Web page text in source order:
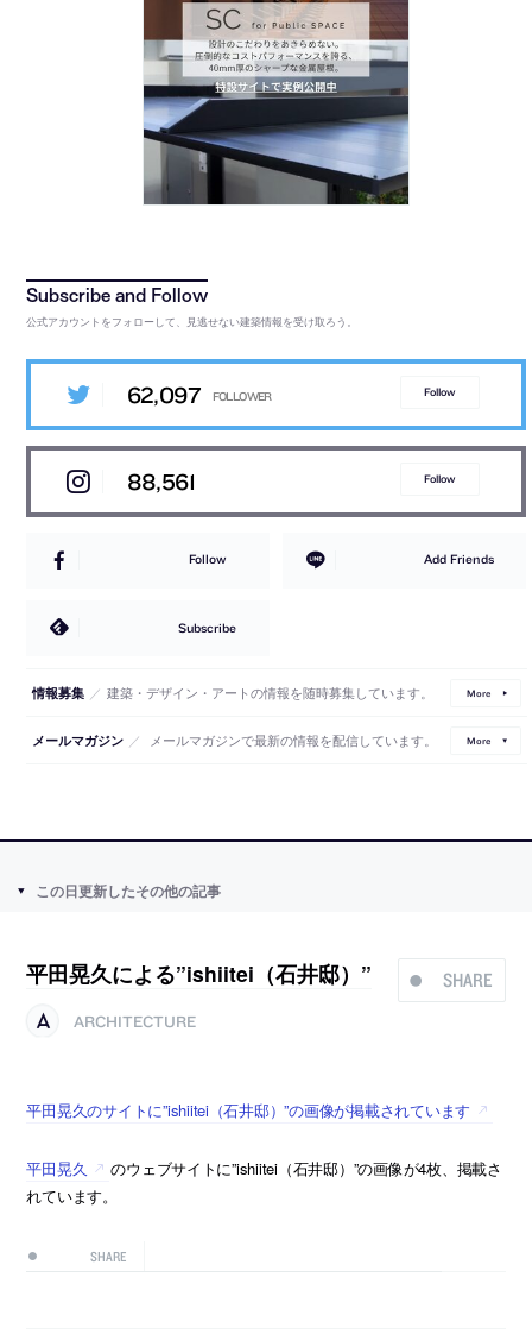
公式アカウントをフォローして、見逃せない建築情報を受け取ろう。
62,097 Follow
88,561 Follow
Follow Add Friends
Subscribe
情報募集 ／ 建築・デザイン・アートの情報を随時募集しています。 More
メールマガジン ／ メールマガジンで最新の情報を配信しています。 More
この日更新したその他の記事
SHARE
平田晃久による”ishiitei（石井邸）”
ARCHITECTURE
平田晃久のサイトに”ishiitei（石井邸）”の画像が掲載されています
平田晃久
のウェブサイトに”ishiitei（石井邸）”の画像が4枚、掲載さ
れています。
SHARE